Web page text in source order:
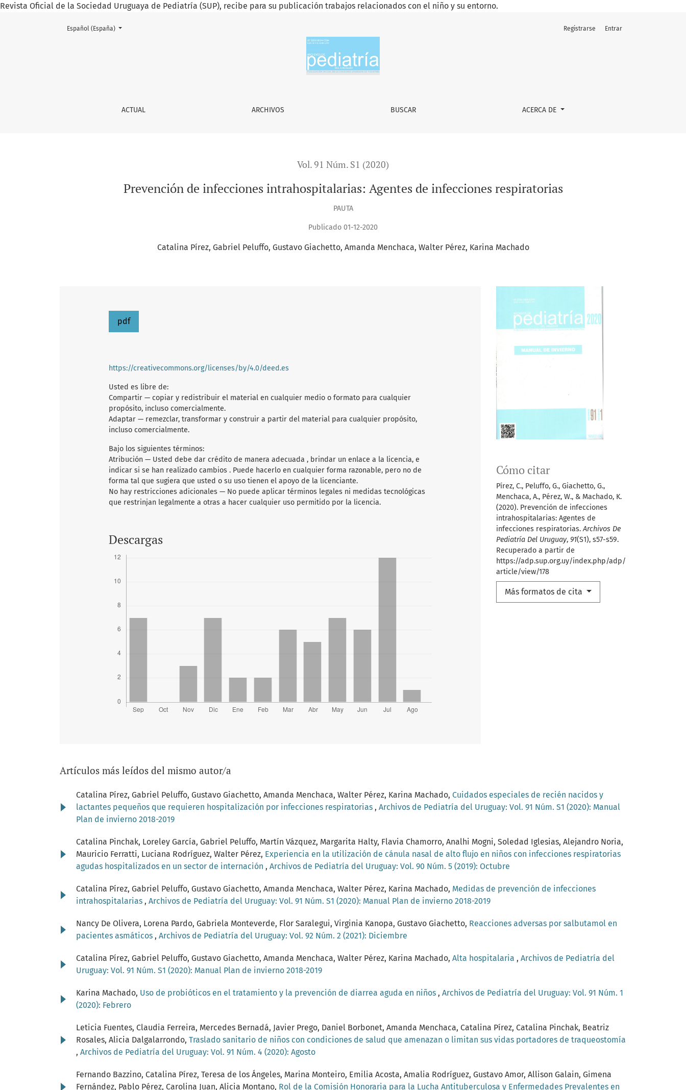
Revista Oficial de la Sociedad Uruguaya de Pediatría (SUP), recibe para su publicación trabajos relacionados con el niño y su entorno.
Prevención de infecciones intrahospitalarias
ACTUAL ARCHIVOS BUSCAR ACERCA DE
Registrarse Entrar
Cambiar el idioma. El actual es:
Español (España)
Vol. 91 Núm. S1 (2020)
Prevención de infecciones intrahospitalarias: Agentes de infecciones respiratorias
PAUTA
Publicado 01-12-2020
Catalina Pírez Gabriel Peluffo Gustavo Giachetto Amanda Menchaca Walter Pérez Karina Machado
Cómo citar
Pírez, C., Peluffo, G., Giachetto, G.,
Menchaca, A., Pérez, W., & Machado, K.
(2020). Prevención de infecciones
intrahospitalarias: Agentes de
infecciones respiratorias.Archivos De
Pediatría Del Uruguay, 91(S1), s57-s59.
Recuperado a partir de
https://adp.sup.org.uy/index.php/adp/
article/view/178
Más formatos de cita
pdf
https://creativecommons.org/licenses/by/4.0/deed.es
Usted es libre de:
Compartir — copiar y redistribuir el material en cualquier medio o formato para cualquier
propósito, incluso comercialmente.
Adaptar — remezclar, transformar y construir a partir del material para cualquier propósito,
incluso comercialmente.
Bajo los siguientes términos:
Atribución — Usted debe dar crédito de manera adecuada , brindar un enlace a la licencia, e
indicar si se han realizado cambios . Puede hacerlo en cualquier forma razonable, pero no de
forma tal que sugiera que usted o su uso tienen el apoyo de la licenciante.
No hay restricciones adicionales — No puede aplicar términos legales ni medidas tecnológicas
que restrinjan legalmente a otras a hacer cualquier uso permitido por la licencia.
Descargas
Artículos más leídos del mismo autor/a
Catalina Pírez, Gabriel Peluffo, Gustavo Giachetto, Amanda Menchaca, Walter Pérez, Karina Machado, Cuidados especiales de recién nacidos y
lactantes pequeños que requieren hospitalización por infecciones respiratorias , Archivos de Pediatría del Uruguay: Vol. 91 Núm. S1 (2020): Manual
Plan de invierno 2018-2019
Catalina Pinchak, Loreley García, Gabriel Peluffo, Martín Vázquez, Margarita Halty, Flavia Chamorro, Analhi Mogni, Soledad Iglesias, Alejandro Noria,
Mauricio Ferratti, Luciana Rodríguez, Walter Pérez, Experiencia en la utilización de cánula nasal de alto flujo en niños con infecciones respiratorias
agudas hospitalizados en un sector de internación , Archivos de Pediatría del Uruguay: Vol. 90 Núm. 5 (2019): Octubre
Catalina Pírez, Gabriel Peluffo, Gustavo Giachetto, Amanda Menchaca, Walter Pérez, Karina Machado, Medidas de prevención de infecciones
intrahospitalarias , Archivos de Pediatría del Uruguay: Vol. 91 Núm. S1 (2020): Manual Plan de invierno 2018-2019
Nancy De Olivera, Lorena Pardo, Gabriela Monteverde, Flor Saralegui, Virginia Kanopa, Gustavo Giachetto, Reacciones adversas por salbutamol en
pacientes asmáticos , Archivos de Pediatría del Uruguay: Vol. 92 Núm. 2 (2021): Diciembre
Catalina Pírez, Gabriel Peluffo, Gustavo Giachetto, Amanda Menchaca, Walter Pérez, Karina Machado, Alta hospitalaria , Archivos de Pediatría del
Uruguay: Vol. 91 Núm. S1 (2020): Manual Plan de invierno 2018-2019
Karina Machado, Uso de probióticos en el tratamiento y la prevención de diarrea aguda en niños , Archivos de Pediatría del Uruguay: Vol. 91 Núm. 1
(2020): Febrero
Leticia Fuentes, Claudia Ferreira, Mercedes Bernadá, Javier Prego, Daniel Borbonet, Amanda Menchaca, Catalina Pírez, Catalina Pinchak, Beatriz
Rosales, Alicia Dalgalarrondo, Traslado sanitario de niños con condiciones de salud que amenazan o limitan sus vidas portadores de traqueostomía
, Archivos de Pediatría del Uruguay: Vol. 91 Núm. 4 (2020): Agosto
Fernando Bazzino, Catalina Pírez, Teresa de los Ángeles, Marina Monteiro, Emilia Acosta, Amalia Rodríguez, Gustavo Amor, Allison Galain, Gimena
Fernández, Pablo Pérez, Carolina Juan, Alicia Montano, Rol de la Comisión Honoraria para la Lucha Antituberculosa y Enfermedades Prevalentes en